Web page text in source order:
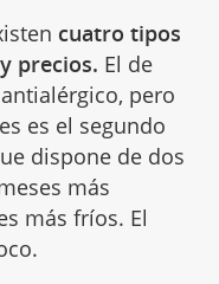
cuatro tipos
precios. El de
pero
es el segundo
dispone de dos
más
más fríos. El